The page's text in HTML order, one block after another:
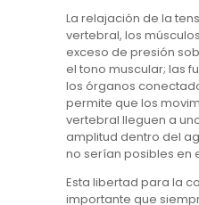
La relajación de la
vertebral, los
exceso de presión
el tono muscular; las
los órganos
permite que los
vertebral lleguen a
amplitud dentro del
no serían posibles en
Esta libertad para la
importante que